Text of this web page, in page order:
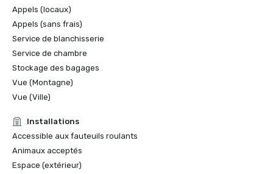
Appels (locaux)
Appels (sans frais)
Service de blanchisserie
Service de chambre
Stockage des bagages
Vue (Montagne)
Vue (Ville)
Installations
Accessible aux fauteuils roulants
Animaux acceptés
Espace (extérieur)